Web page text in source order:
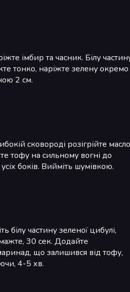
імбир та часник. Білу
тонко, наріжте зелену окремо
2 см.
сковороді розігрійте масло
тофу на сильному вогні до
боків. Вийміть шумівкою.
білу частину зеленої цибулі,
30 сек. Додайте
що залишився від тофу,
4-5 хв.